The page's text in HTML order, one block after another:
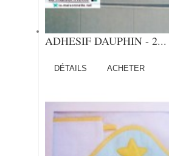
ADHESIF DAUPHIN - 2...
DÉTAILS ACHETER